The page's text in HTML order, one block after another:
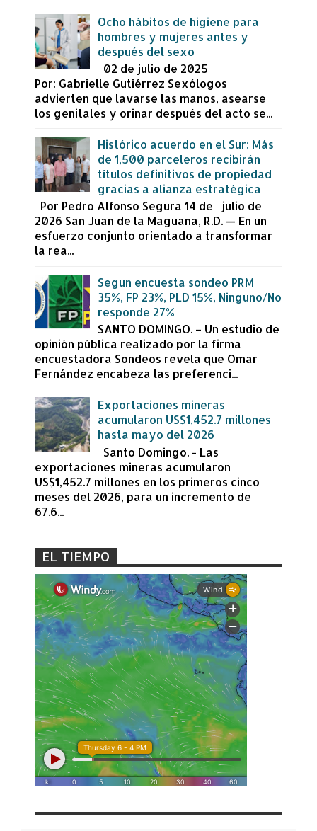
Ocho hábitos de higiene para
hombres y mujeres antes y
después del sexo
02 de julio de 2025
Por: Gabrielle Gutiérrez Sexólogos
advierten que lavarse las manos, asearse
los genitales y orinar después del acto se...
Histórico acuerdo en el Sur: Más
de 1,500 parceleros recibirán
títulos definitivos de propiedad
gracias a alianza estratégica
Por Pedro Alfonso Segura 14 de julio de
2026 San Juan de la Maguana, R.D. — En un
esfuerzo conjunto orientado a transformar
la rea...
Segun encuesta sondeo PRM
35%, FP 23%, PLD 15%, Ninguno/No
responde 27%
SANTO DOMINGO. – Un estudio de
opinión pública realizado por la firma
encuestadora Sondeos revela que Omar
Fernández encabeza las preferenci...
Exportaciones mineras
acumularon US$1,452.7 millones
hasta mayo del 2026
Santo Domingo. - Las
exportaciones mineras acumularon
US$1,452.7 millones en los primeros cinco
meses del 2026, para un incremento de
67.6...
EL TIEMPO